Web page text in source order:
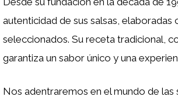
autenticidad de sus salsas,
seleccionados. Su receta tradicional,
garantiza un sabor único y una
Nos adentraremos en el mundo de las